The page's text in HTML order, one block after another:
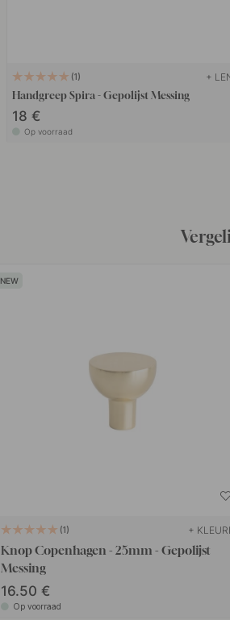
1 +
Handgreep Spira - Gepolijst Messing
18 €
Op voorraad
1 +
Knop Copenhagen - 25mm - Gepolijst
Messing
16.50
Op voorraad